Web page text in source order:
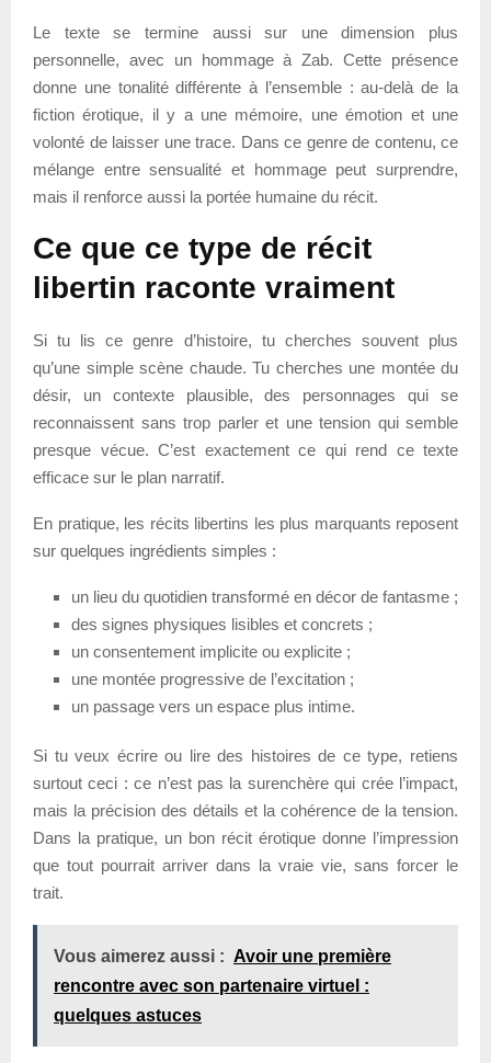
Le texte se termine aussi sur une dimension plus
personnelle, avec un hommage à Zab. Cette présence
donne une tonalité différente à l’ensemble : au-delà de la
fiction érotique, il y a une mémoire, une émotion et une
volonté de laisser une trace. Dans ce genre de contenu, ce
mélange entre sensualité et hommage peut surprendre,
mais il renforce aussi la portée humaine du récit.
Ce que ce type de récit
libertin raconte vraiment
Si tu lis ce genre d’histoire, tu cherches souvent plus
qu’une simple scène chaude. Tu cherches une montée du
désir, un contexte plausible, des personnages qui se
reconnaissent sans trop parler et une tension qui semble
presque vécue. C’est exactement ce qui rend ce texte
efficace sur le plan narratif.
En pratique, les récits libertins les plus marquants reposent
sur quelques ingrédients simples :
un lieu du quotidien transformé en décor de fantasme ;
des signes physiques lisibles et concrets ;
un consentement implicite ou explicite ;
une montée progressive de l’excitation ;
un passage vers un espace plus intime.
Si tu veux écrire ou lire des histoires de ce type, retiens
surtout ceci : ce n’est pas la surenchère qui crée l’impact,
mais la précision des détails et la cohérence de la tension.
Dans la pratique, un bon récit érotique donne l’impression
que tout pourrait arriver dans la vraie vie, sans forcer le
trait.
Vous aimerez aussi : Avoir une première
rencontre avec son partenaire virtuel :
quelques astuces